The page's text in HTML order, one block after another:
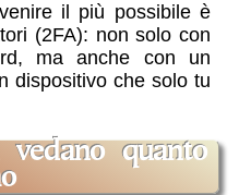
il più possibile è
(2FA): non solo con
ma anche con un
dispositivo che solo tu